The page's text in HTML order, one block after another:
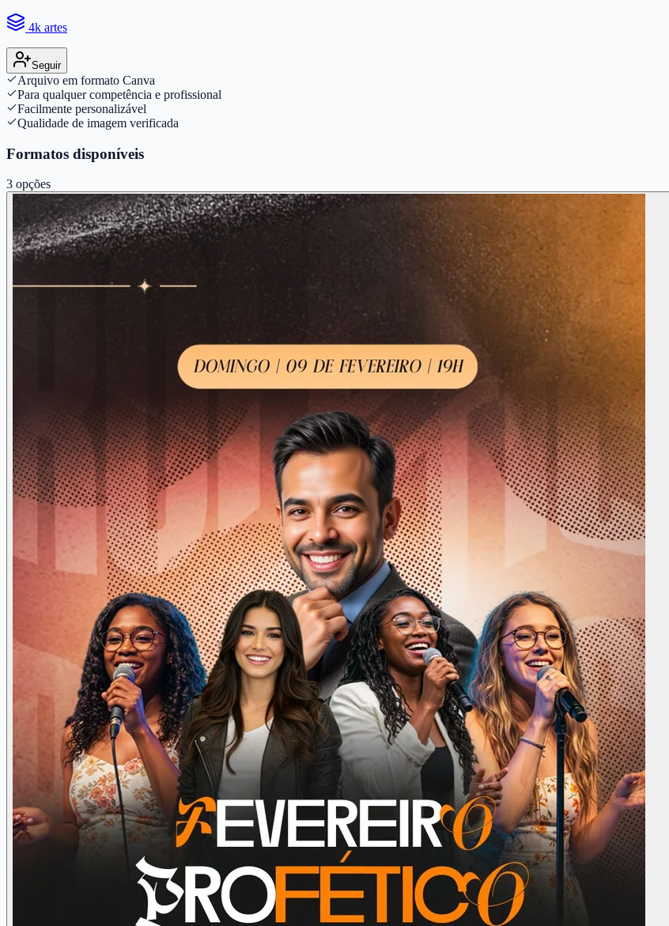
4k artes
Seguir
Arquivo em formato Canva
Para qualquer competência e profissional
Facilmente personalizável
Qualidade de imagem verificada
Formatos disponíveis
3 opções